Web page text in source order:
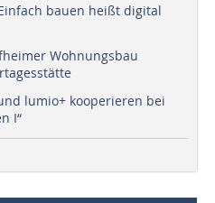
bauen heißt digital
Wohnungsbau
und lumio+ kooperieren bei
I“